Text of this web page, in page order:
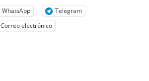
WhatsApp
Telegram
Correo electrónico